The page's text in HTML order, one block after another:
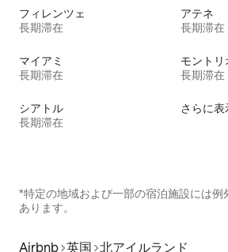
フィレンツェ
長期滞在
アテネ
長期滞在
マイアミ
長期滞在
モント
長期滞在
シアトル
長期滞在
さらに表
*特定の地域および一部の宿泊施設には例
あります。
Airbnb 英国 北アイルランド